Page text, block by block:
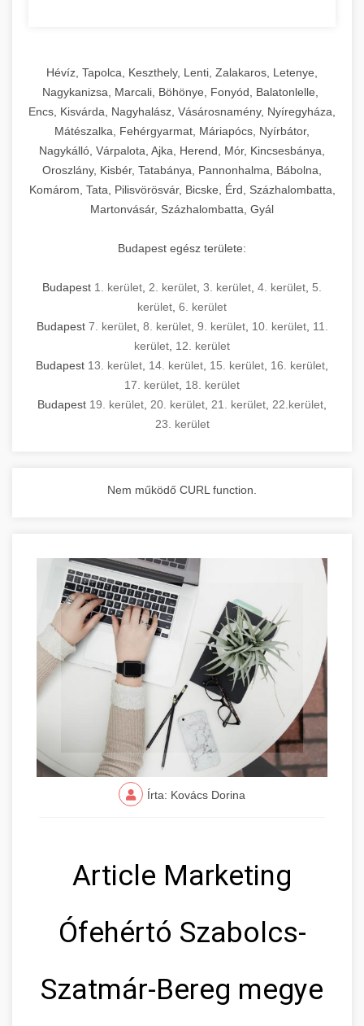
Hévíz, Tapolca, Keszthely, Lenti, Zalakaros, Letenye,
Nagykanizsa, Marcali, Böhönye, Fonyód, Balatonlelle,
Encs, Kisvárda, Nagyhalász, Vásárosnamény, Nyíregyháza,
Mátészalka, Fehérgyarmat, Máriapócs, Nyírbátor,
Nagykálló, Várpalota, Ajka, Herend, Mór, Kincsesbánya,
Oroszlány, Kisbér, Tatabánya, Pannonhalma, Bábolna,
Komárom, Tata, Pilisvörösvár, Bicske, Érd, Százhalombatta,
Martonvásár, Százhalombatta, Gyál
Budapest egész területe:
Budapest 1. kerület 2. kerület 3. kerület 4. kerület 5.
kerület 6. kerület
Budapest 7. kerület, 8. kerület, 9. kerület, 10. kerület, 11.
kerület 12. kerület
Budapest 13. kerület 14. kerület 15. kerület 16. kerület
17. kerület 18. kerület
Budapest 19. kerület 20. kerület 21. kerület 22.kerület
23. kerület
Nem működő CURL function.
Írta: Kovács Dorina
Article Marketing
Ófehértó Szabolcs-
Szatmár-Bereg megye